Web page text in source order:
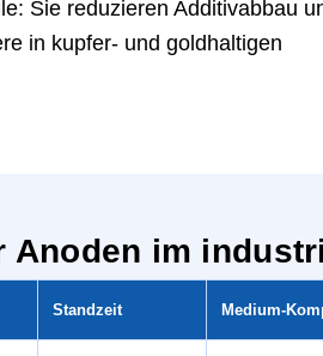
Sie reduzieren Additivabbau
in kupfer- und goldhaltigen
im
Standzeit Medium-